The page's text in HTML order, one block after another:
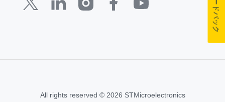
All rights reserved © 2026 STMicroelectronics